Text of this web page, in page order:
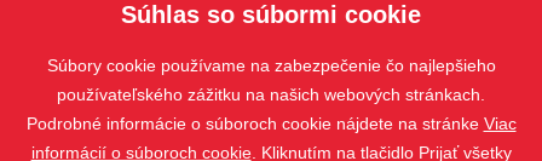
Typy sietí proti hmyzu:okenné siete proti hmyzu,dverové
siete proti hmyzu,plisované siete proti hmyzu
Súhlas so súbormi cookie
Súbory cookie používame na zabezpečenie čo najlepšieho
používateľského zážitku na našich webových stránkach.
Podrobné informácie o súboroch cookie nájdete na stránke Viac
informácií o súboroch cookie. Kliknutím na tlačidlo Prijať všetky